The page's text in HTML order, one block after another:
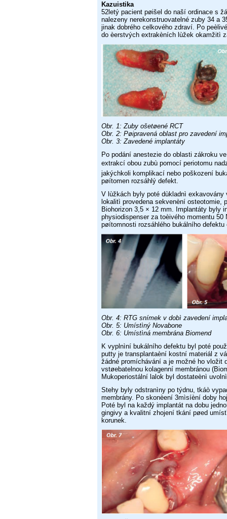
Kazuistika
52letý pacient pøišel do naší ordinace s
nalezeny nerekonstruovatelné zuby 34 a
jinak dobrého celkového zdraví. Po
do èerstvých extrakèních lùžek okamžitì
Obr. 1: Zuby ošetøené RCT
Obr. 2: Pøipravená oblast pro zavedení
Obr. 3: Zavedené implantáty
Po podání anestezie do oblasti zákroku
extrakcí obou zubù pomocí periotomu
jakýchkoli komplikací nebo poškození
pøítomen rozsáhlý defekt.
V lùžkách byly poté dùkladnì
lokalitì provedena sekvenèní osteotomie,
Biohorizon 3,5 × 12 mm. Implantáty byly
physiodispenser za toèivého momentu
pøítomnosti rozsáhlého bukálního defektu
Obr. 4: RTG snímek v dobì zavedení
Obr. 5: Umístìný Novabone
Obr. 6: Umístìná membrána Biomend
K vyplnìní bukálního defektu byl poté
putty je transplantaèní kostní materiál z
žádné promíchávání a je možné ho vložit
vstøebatelnou kolagenní membránou
Mukoperiostální lalok byl dostateènì
Stehy byly odstranìny po týdnu, tkáò
membrány. Po skonèení 3mìsíèní doby
Poté byl na každý implantát na dobu
gingivy a kvalitní zhojení tkání pøed
korunek.